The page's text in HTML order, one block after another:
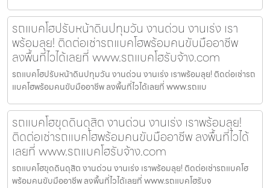
รถแบคโฮปรับหน้าดินปทุมวัน งานด่วน งานเร่ง เรา
พร้อมลุย! ติดต่อเช่ารถแบคโฮพร้อมคนขับมืออาชีพ
ลงพื้นที่ไวได้เลยที่ www.รถแบคโฮรับจ้าง.com
รถแบคโฮปรับหน้าดินปทุมวัน งานด่วน งานเร่ง เราพร้อมลุย! ติดต่อเช่ารถ
แบคโฮพร้อมคนขับมืออาชีพ ลงพื้นที่ไวได้เลยที่ www.รถแบ
รถแบคโฮขุดดินดุสิต งานด่วน งานเร่ง เราพร้อมลุย!
ติดต่อเช่ารถแบคโฮพร้อมคนขับมืออาชีพ ลงพื้นที่ไวได้
เลยที่ www.รถแบคโฮรับจ้าง.com
รถแบคโฮขุดดินดุสิต งานด่วน งานเร่ง เราพร้อมลุย! ติดต่อเช่ารถแบคโฮ
พร้อมคนขับมืออาชีพ ลงพื้นที่ไวได้เลยที่ www.รถแบคโฮรับจ